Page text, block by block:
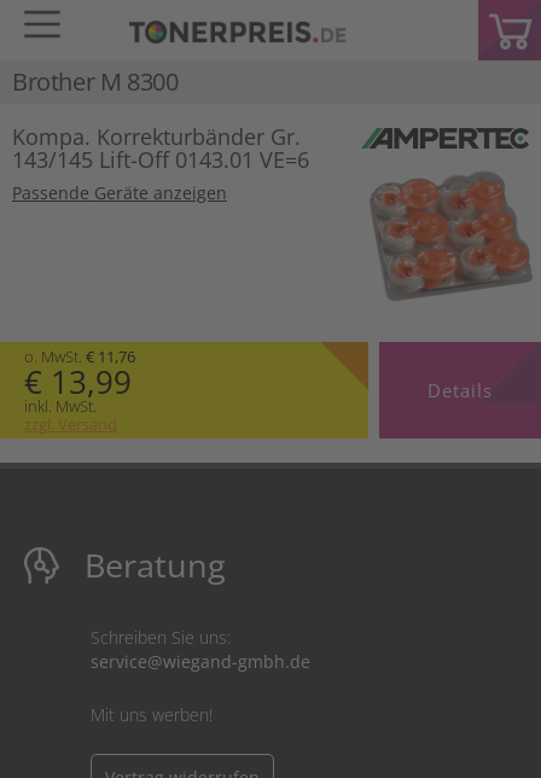
Brother M 8300
Kompa. Korrekturbänder Gr.
143/145 Lift-Off 0143.01 VE=6
Passende Geräte anzeigen
o. MwSt. € 11,76
€ 13,99
inkl. MwSt.
zzgl. Versand
Details
Beratung
Schreiben Sie uns:
service@wiegand-gmbh.de
Mit uns werben!